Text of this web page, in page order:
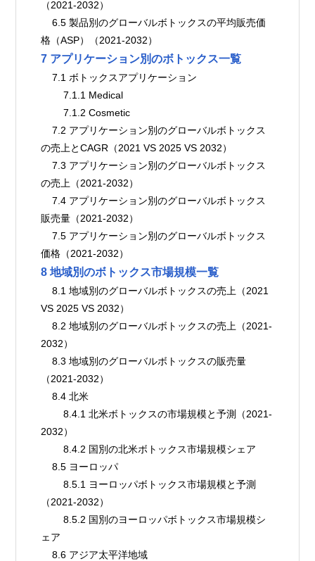
（2021-2032）
    6.5 製品別のグローバルボトックスの平均販売価
格（ASP）（2021-2032）
7 アプリケーション別のボトックス一覧
    7.1 ボトックスアプリケーション
        7.1.1 Medical
        7.1.2 Cosmetic
    7.2 アプリケーション別のグローバルボトックス
の売上とCAGR（2021 VS 2025 VS 2032）
    7.3 アプリケーション別のグローバルボトックス
の売上（2021-2032）
    7.4 アプリケーション別のグローバルボトックス
販売量（2021-2032）
    7.5 アプリケーション別のグローバルボトックス
価格（2021-2032）
8 地域別のボトックス市場規模一覧
    8.1 地域別のグローバルボトックスの売上（2021
VS 2025 VS 2032）
    8.2 地域別のグローバルボトックスの売上（2021-
2032）
    8.3 地域別のグローバルボトックスの販売量
（2021-2032）
    8.4 北米
        8.4.1 北米ボトックスの市場規模と予測（2021-
2032）
        8.4.2 国別の北米ボトックス市場規模シェア
    8.5 ヨーロッパ
        8.5.1 ヨーロッパボトックス市場規模と予測
（2021-2032）
        8.5.2 国別のヨーロッパボトックス市場規模シ
ェア
    8.6 アジア太平洋地域